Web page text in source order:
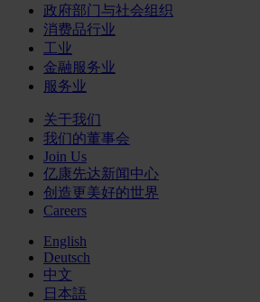
政府部门与社会组织
消费品行业
工业
金融服务业
服务业
关于我们
我们的董事会
Join Us
亿康先达新闻中心
创造更美好的世界
Careers
English
Deutsch
中文
日本語